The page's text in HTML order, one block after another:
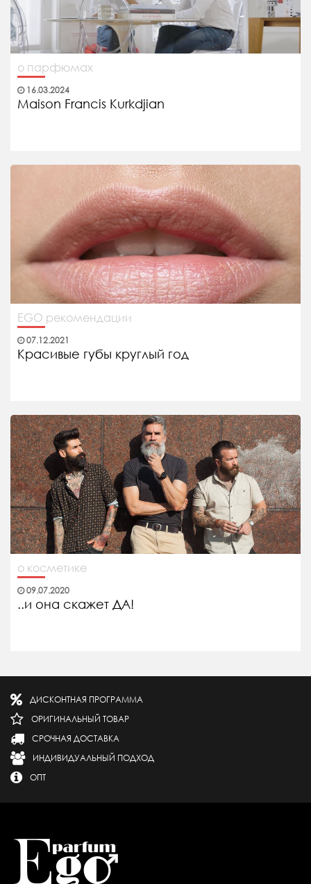
о парфюмах
16.03.2024
Maison Francis Kurkdjian
EGO рекомендации
07.12.2021
Красивые губы круглый год
о косметике
09.07.2020
..и она скажет ДА!
ДИСКОНТНАЯ ПРОГРАММА
ОРИГИНАЛЬНЫЙ ТОВАР
СРОЧНАЯ ДОСТАВКА
ИНДИВИДУАЛЬНЫЙ ПОДХОД
ОПТ